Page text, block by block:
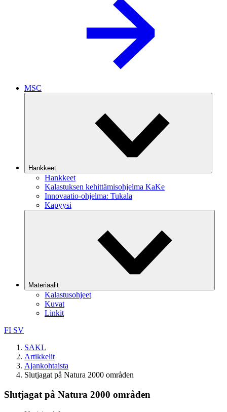
MSC
Hankkeet
Hankkeet
Kalastuksen kehittämisohjelma KaKe
Innovaatio-ohjelma: Tukala
Kapyysi
Materiaalit
Kalastusohjeet
Kuvat
Linkit
FI SV
SAKL
Artikkelit
Ajankohtaista
Slutjagat på Natura 2000 områden
Slutjagat på Natura 2000 områden